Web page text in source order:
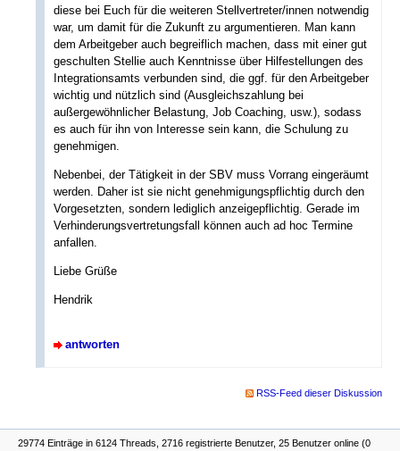
diese bei Euch für die weiteren Stellvertreter/innen notwendig
war, um damit für die Zukunft zu argumentieren. Man kann
dem Arbeitgeber auch begreiflich machen, dass mit einer gut
geschulten Stellie auch Kenntnisse über Hilfestellungen des
Integrationsamts verbunden sind, die ggf. für den Arbeitgeber
wichtig und nützlich sind (Ausgleichszahlung bei
außergewöhnlicher Belastung, Job Coaching, usw.), sodass
es auch für ihn von Interesse sein kann, die Schulung zu
genehmigen.
Nebenbei, der Tätigkeit in der SBV muss Vorrang eingeräumt
werden. Daher ist sie nicht genehmigungspflichtig durch den
Vorgesetzten, sondern lediglich anzeigepflichtig. Gerade im
Verhinderungsvertretungsfall können auch ad hoc Termine
anfallen.
Liebe Grüße
Hendrik
antworten
RSS-Feed dieser Diskussion
29774 Einträge in 6124 Threads, 2716 registrierte Benutzer, 25 Benutzer online (0